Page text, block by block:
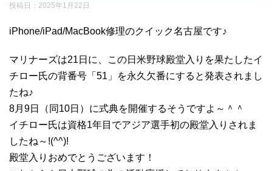
投稿日： 2025年1月22日
iPhone/iPad/MacBook修理のクイック名古屋です♪
マリナーズは21日に、この日米野球殿堂入りを果たしたイ
チロー氏の背番号「51」を永久欠番にすると発表されまし
たね♪
8月9日（同10日）に式典を開催するそうですよ～＾＾
イチロー氏は資格1年目でアジア選手初の殿堂入りされま
したね～!(^^)!
殿堂入りおめでとうございます！